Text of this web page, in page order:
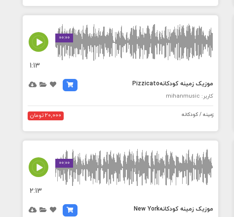
00:00
MEDIA_ELEMENT_ERROR: Empty src attribute
1:13
موزیک زمینه کودکانهPizzicato
کاربر: mihanmusic
زمینه / کودکانه 20,000 تومان
00:00
MEDIA_ELEMENT_ERROR: Empty src attribute
2:13
موزیک زمینه کودکانهNew York